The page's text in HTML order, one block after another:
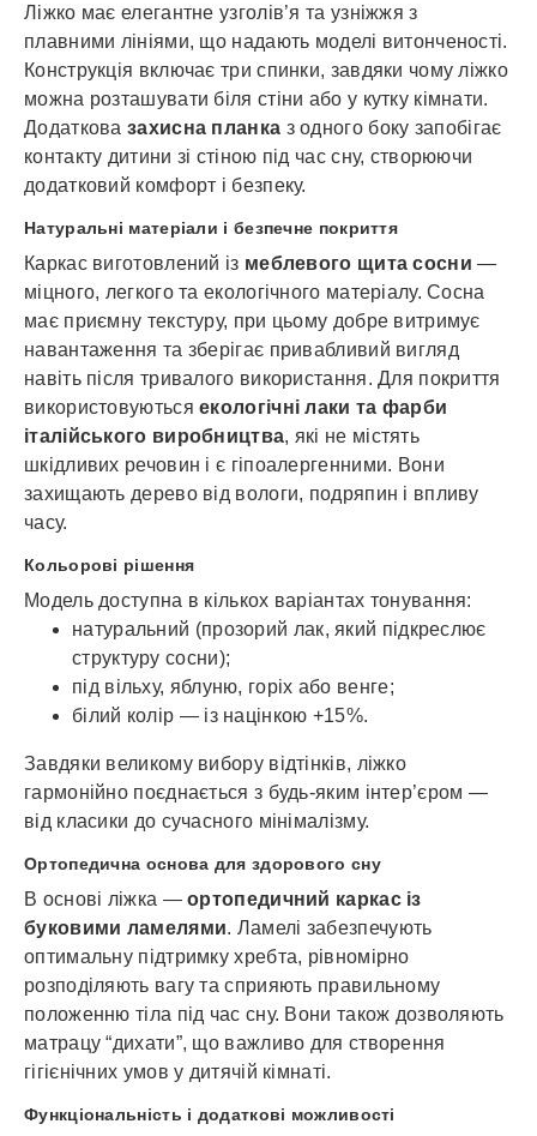
Ліжко має елегантне узголів’я та узніжжя з
плавними лініями, що надають моделі витонченості.
Конструкція включає три спинки, завдяки чому ліжко
можна розташувати біля стіни або у кутку кімнати.
Додатковазахисна планка з одного боку запобігає
контакту дитини зі стіною під час сну, створюючи
додатковий комфорт і безпеку.
Натуральні матеріали і безпечне покриття
Каркас виготовлений із меблевого щита сосни —
міцного, легкого та екологічного матеріалу. Сосна
має приємну текстуру, при цьому добре витримує
навантаження та зберігає привабливий вигляд
навіть після тривалого використання. Для покриття
використовуютьсяекологічні лаки та фарби
італійського виробництва, які не містять
шкідливих речовин і є гіпоалергенними. Вони
захищають дерево від вологи, подряпин і впливу
часу.
Кольорові рішення
Модель доступна в кількох варіантах тонування:
натуральний (прозорий лак, який підкреслює
структуру сосни);
під вільху, яблуню, горіх або венге;
білий колір — із націнкою +15%.
Завдяки великому вибору відтінків, ліжко
гармонійно поєднається з будь-яким інтер’єром —
від класики до сучасного мінімалізму.
Ортопедична основа для здорового сну
В основі ліжка —ортопедичний каркас із
буковими ламелями. Ламелі забезпечують
оптимальну підтримку хребта, рівномірно
розподіляють вагу та сприяють правильному
положенню тіла під час сну. Вони також дозволяють
матрацу “дихати”, що важливо для створення
гігієнічних умов у дитячій кімнаті.
Функціональність і додаткові можливості